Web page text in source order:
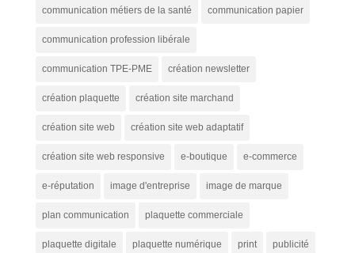
communication métiers de la santé communication papier
communication profession libérale
communication TPE-PME création newsletter
création plaquette création site marchand
création site web création site web adaptatif
création site web responsive e-boutique e-commerce
e-réputation image d'entreprise image de marque
plan communication plaquette commerciale
plaquette digitale plaquette numérique print publicité